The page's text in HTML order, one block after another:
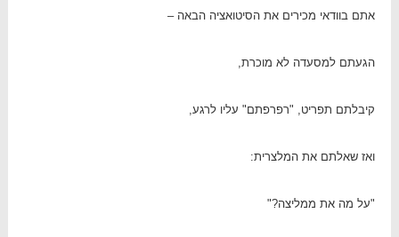
אתם בוודאי מכירים את הסיטואציה הבאה –
הגעתם למסעדה לא מוכרת,
קיבלתם תפריט, "רפרפתם" עליו לרגע,
ואז שאלתם את המלצרית:
"על מה את ממליצה?"